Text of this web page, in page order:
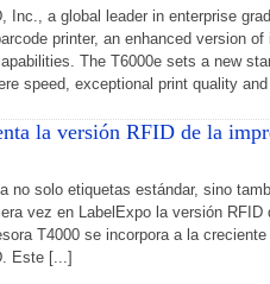
Inc., a global leader in enterprise
printer, an enhanced version
The T6000e sets a new
speed, exceptional print quality
la versión RFID de la
no solo etiquetas estándar, sino
vez en LabelExpo la versión
T4000 se incorpora a la
Este [...]